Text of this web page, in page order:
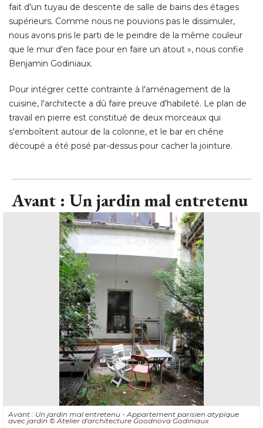
fait d'un tuyau de descente de salle de bains des étages
supérieurs. Comme nous ne pouvions pas le dissimuler,
nous avons pris le parti de le peindre de la même couleur
que le mur d'en face pour en faire un atout », nous confie
Benjamin Godiniaux.
Pour intégrer cette contrainte à l'aménagement de la
cuisine, l'architecte a dû faire preuve d'habileté. Le plan de
travail en pierre est constitué de deux morceaux qui
s'emboîtent autour de la colonne, et le bar en chêne
découpé a été posé par-dessus pour cacher la jointure.
Avant : Un jardin mal entretenu
Avant : Un jardin mal entretenu - Appartement parisien atypique
avec jardin© Atelier d'architecture Goodnova Godiniaux